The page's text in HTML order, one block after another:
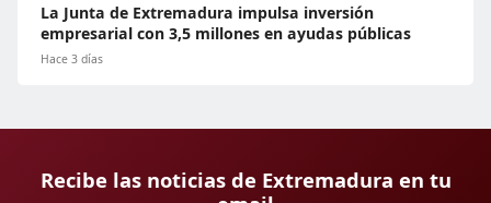
La Junta de Extremadura impulsa inversión
empresarial con 3,5 millones en ayudas públicas
Hace 3 días
Recibe las noticias de Extremadura en tu